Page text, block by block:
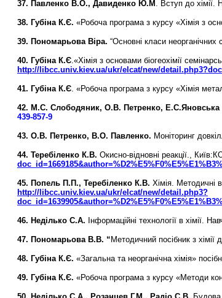
37. Павленко В.О., Давиденко Ю.М . Вступ до
38. Губіна К.Є. «Робоча програма з курсу «Хімія з
39. Пономарьова Віра. “Основні класи
40. Губіна К.Є.«Хімія з основами біогеохімії
http://libcc.univ.kiev.ua/ukr/elcat/new/
41. Губіна К.Є. «Робоча програма з курсу «Хімія
42. М.С. Слободяник, О.В. Петренко, Е.С.Яновська
439-857-9
43. О.В. Петренко, В.О. Павленко. Моніторинг
44. Теребіленко К.В. Окисно-відновні реакції.,
45. Попель П.П., Теребіленко К.В. Хімія. Методичні
http://libcc.univ.kiev.ua/ukr/elcat/new/detail.php3?
46. Неділько С.А. Інформаційні технології в хімії.
47. Пономарьова В.В. “ Методичний посібник з хімії
48. Губіна К.Є. «Загальна та неорганічна хімія»
49. Губіна К.Є. «Робоча програма з курсу «Методи